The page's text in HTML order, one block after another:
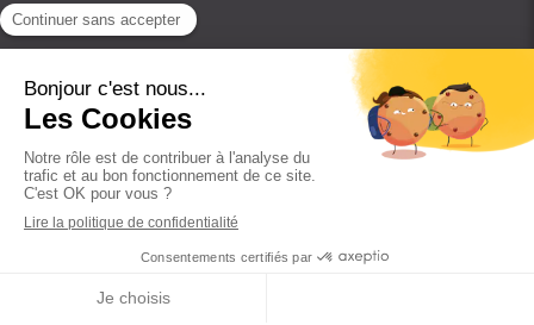
DER
Lettre de mission
Plan du site